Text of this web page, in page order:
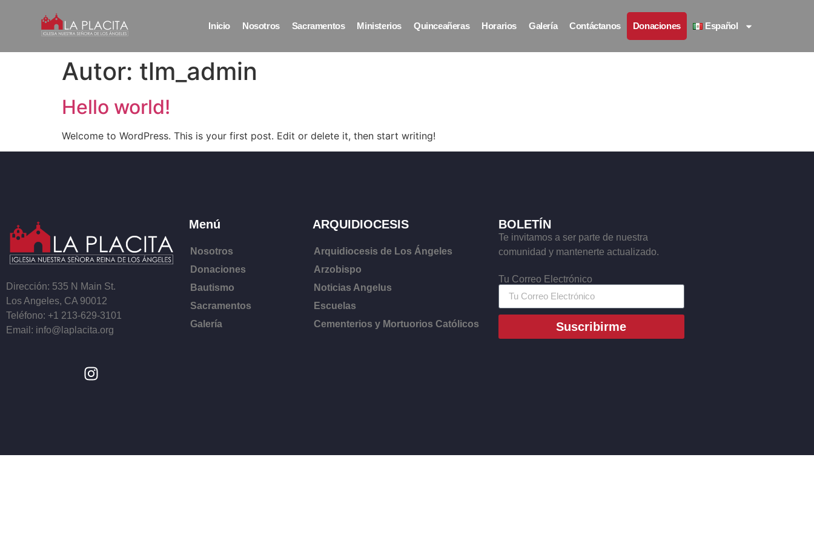
Inicio Nosotros Sacramentos Ministerios Quinceañeras Horarios Galería Contáctanos Donaciones Español
Autor: tlm_admin
Hello world!
Welcome to WordPress. This is your first post. Edit or delete it, then start writing!
Dirección: 535 N Main St.
Los Angeles, CA 90012
Teléfono: +1 213-629-3101
Email: info@laplacita.org
Menú
Nosotros
Donaciones
Bautismo
Sacramentos
Galería
ARQUIDIOCESIS
Arquidiocesis de Los Ángeles
Arzobispo
Noticias Angelus
Escuelas
Cementerios y Mortuorios Católicos
BOLETÍN
Te invitamos a ser parte de nuestra
comunidad y mantenerte actualizado.
Tu Correo Electrónico
Suscribirme